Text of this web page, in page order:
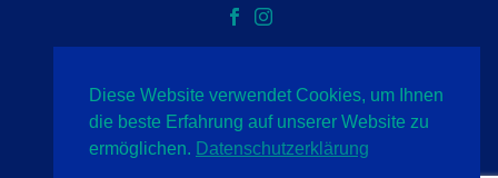
Datenschutz Impressum Kontakt
Diese Website verwendet Cookies, um Ihnen
die beste Erfahrung auf unserer Website zu
ermöglichen. Datenschutzerklärung